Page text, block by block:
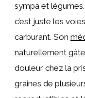
sympa et
c’est juste les
carburant. Son
naturellement
douleur chez la
graines de